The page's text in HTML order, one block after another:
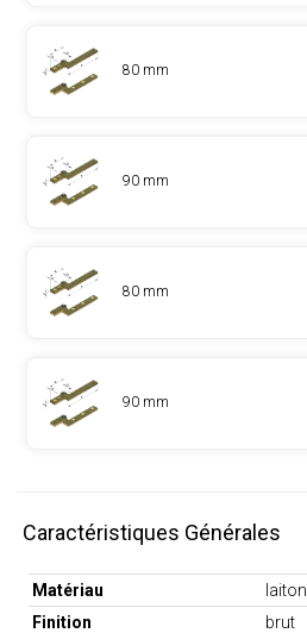
80 mm
90 mm
80 mm
90 mm
Caractéristiques Générales
Matériau
laiton
Finition
brut